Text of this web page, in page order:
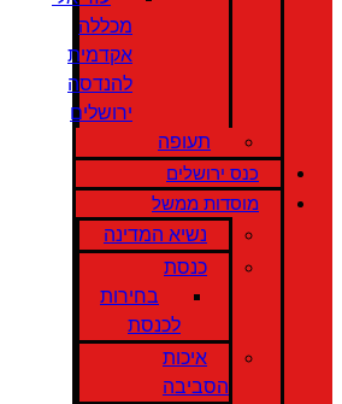
מכללה
אקדמית
להנדסה
ירושלים
תעופה
כנס ירושלים
מוסדות ממשל
נשיא המדינה
כנסת
בחירות
לכנסת
איכות
הסביבה